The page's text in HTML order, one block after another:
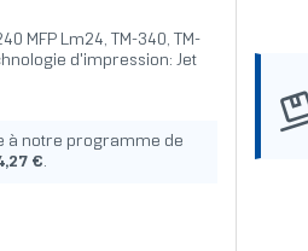
MFP Lm24, TM-340, TM-
d'impression: Jet
à notre programme de
€.